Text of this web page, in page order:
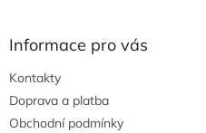
Informace pro vás
Kontakty
Doprava a platba
Obchodní podmínky